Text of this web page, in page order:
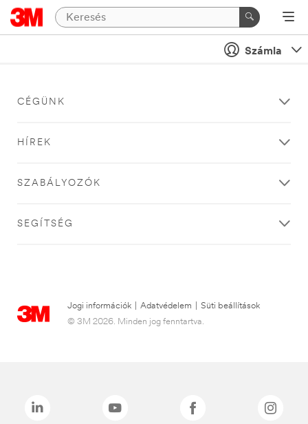
Számla
CÉGÜNK
HÍREK
SZABÁLYOZÓK
SEGÍTSÉG
Jogi információk Adatvédelem
Süti beállítások
© 3M 2026. Minden jog fenntartva.